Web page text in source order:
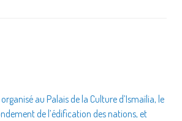
au Palais de la Culture d’Ismaïlia, le
de l’édification des nations, et